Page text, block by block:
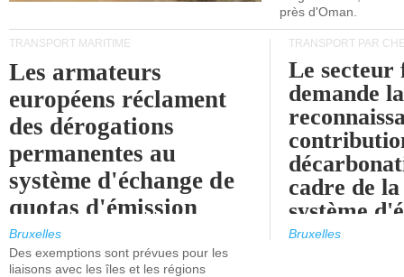
près d'Oman.
TRANSPORT MARITIME
Les armateurs
européens réclament
des dérogations
permanentes au
système d'échange de
quotas d'émission
maritimes de l'UE
après 2030.
Bruxelles
Des exemptions sont prévues pour les
liaisons avec les îles et les régions
TRANSPORT PAR
Le
demande la
cadre de
système
quotas
Bruxelles